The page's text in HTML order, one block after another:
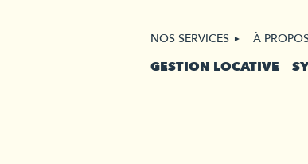
NOS SERVICES À
GESTION LOCATIVE